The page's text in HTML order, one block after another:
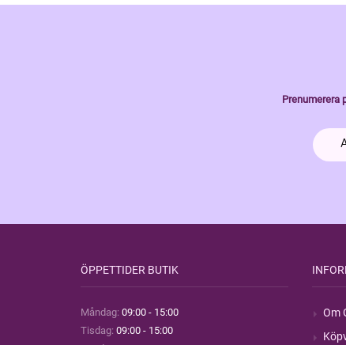
Prenumerera
ÖPPETTIDER BUTIK
Måndag: 09:00 - 15:00
Tisdag: 09:00 - 15:00
Om